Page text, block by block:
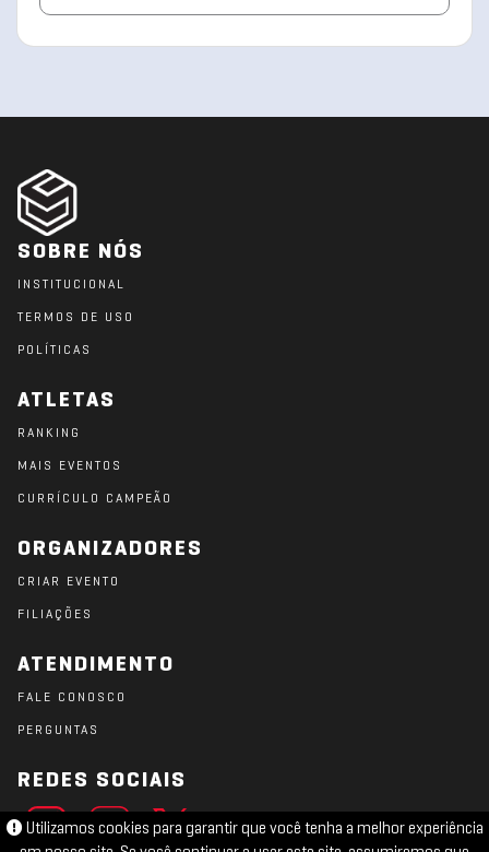
SOBRE NÓS
INSTITUCIONAL
TERMOS DE USO
POLÍTICAS
ATLETAS
RANKING
MAIS EVENTOS
CURRÍCULO CAMPEÃO
ORGANIZADORES
CRIAR EVENTO
FILIAÇÕES
ATENDIMENTO
FALE CONOSCO
PERGUNTAS
REDES SOCIAIS
Utilizamos cookies para garantir que você tenha a melhor experiência